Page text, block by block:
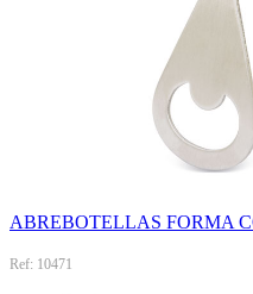
ABREBOTELLAS FORMA
Ref: 10471